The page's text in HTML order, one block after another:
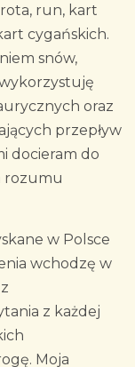
run, kart
cygańskich.
snów,
oraz
przepływ
docieram do
rozumu
w Polsce
wchodzę w
z każdej
Moja